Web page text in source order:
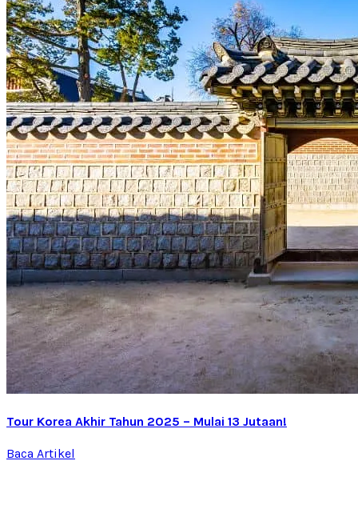
Tour Korea Akhir Tahun 2025 – Mulai 13 Jutaan!
Baca Artikel